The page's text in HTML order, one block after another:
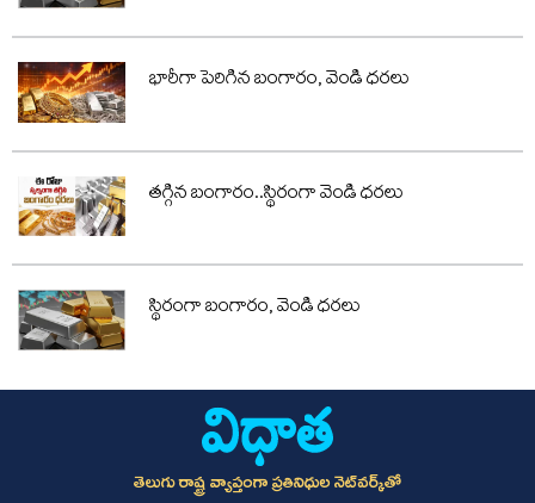
భారీగా పెరిగిన బంగారం, వెండి ధరలు
తగ్గిన బంగారం..స్థిరంగా వెండి ధరలు
స్థిరంగా బంగారం, వెండి ధరలు
తెలుగు రాష్ట్ర వ్యాప్తంగా ప్రతినిధుల నెట్‌వర్క్‌తో